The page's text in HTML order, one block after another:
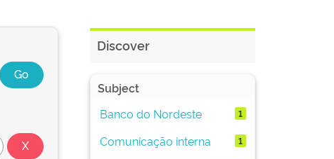
Discover
Subject
Banco do Nordeste
1
Comunicação interna 1